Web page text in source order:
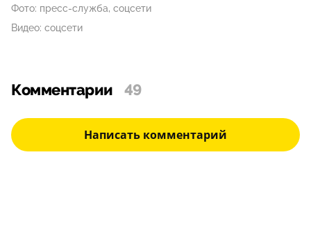
Фото: пресс-служба, соцсети
Видео: соцсети
Комментарии 49
Написать комментарий